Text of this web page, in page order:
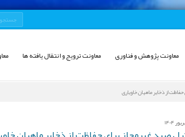
معاونت پژوهش و فناوری معاونت ترویج و انتقال یافته ها
از ذخایر ماهیان خاویاری